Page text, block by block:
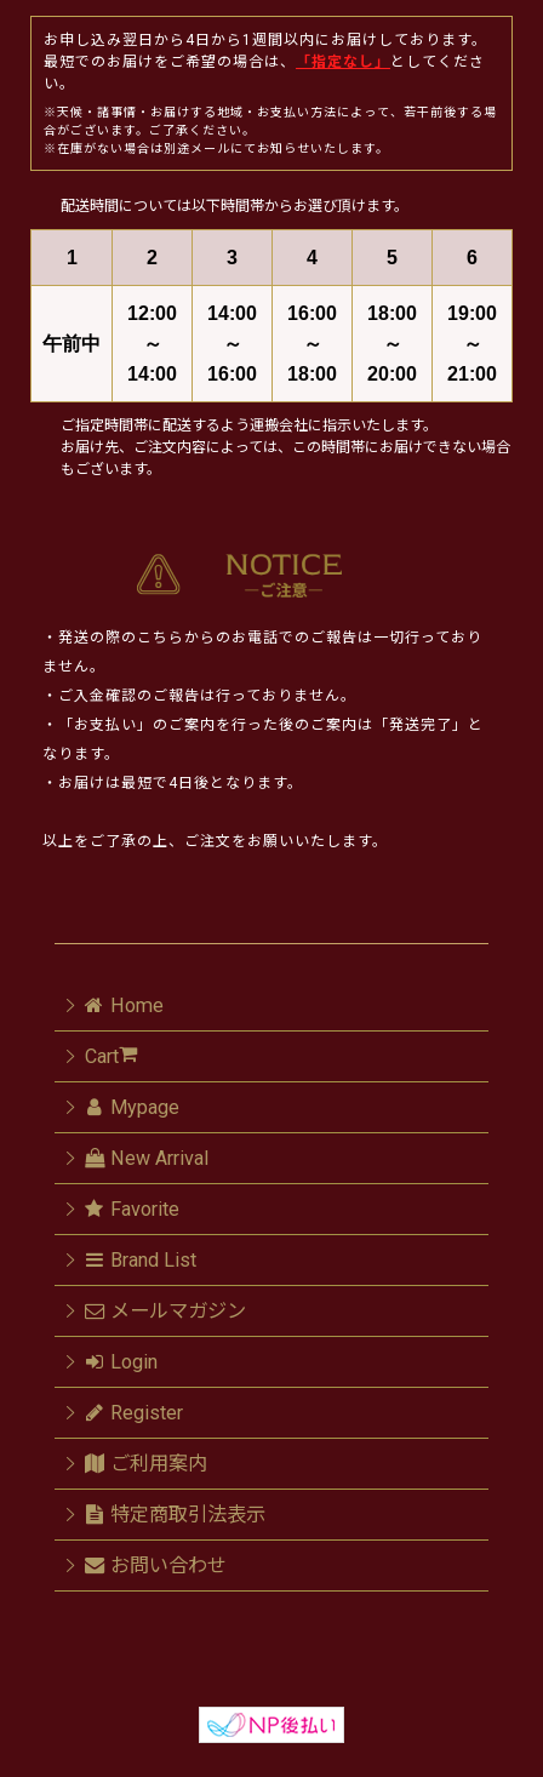
お申し込み翌日から4日から1週間以内にお届けしております。
最短でのお届けをご希望の場合は、
「指定なし」
としてくださ
い。
※天候・諸事情・お届けする地域・お支払い方法によって、若干前後する場
合がございます。ご了承ください。
※在庫がない場合は別途メールにてお知らせいたします。
配送時間については以下時間帯からお選び頂けます。
1 2 3 4 5 6
午前中
12:00
～
14:00
14:00
～
16:00
16:00
～
18:00
18:00
～
20:00
19:00
～
21:00
ご指定時間帯に配送するよう運搬会社に指示いたします。
お届け先、ご注文内容によっては、この時間帯にお届けできない場合
もございます。
・発送の際のこちらからのお電話でのご報告は一切行っており
ません。
・ご入金確認のご報告は行っておりません。
・「お支払い」のご案内を行った後のご案内は「発送完了」と
なります。
・お届けは最短で4日後となります。
以上をご了承の上、ご注文をお願いいたします。
Home
Cart
Mypage
New Arrival
Favorite
Brand List
メールマガジン
Login
Register
ご利用案内
特定商取引法表示
お問い合わせ